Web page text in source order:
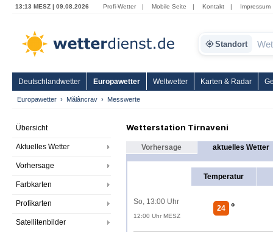
13:13 MESZ | 09.08.2026 Profi-Wetter | Mobile Seite | Kontakt | Impressum
Standort
Deutschlandwetter Europawetter Weltwetter Karten & Radar
Europawetter Mălâncrav Messwerte
Übersicht
Aktuelles Wetter
Vorhersage
Farbkarten
Profikarten
Satellitenbilder
Wetterstation Tirnaveni
Vorhersage aktuelles Wetter
Temperatur
So, 13:00 Uhr
12:00 Uhr MESZ
24 °